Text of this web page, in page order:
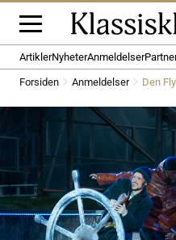
ArtiklerNyheterAnmeldelser
Forsiden Anmeldelser Den